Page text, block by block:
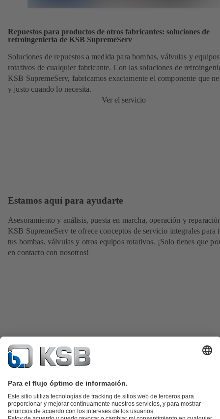
Repuestos para productos de otros fabricantes: soluciones de
retroingeniería de KSB SupremeServ
Soluciones de repuestos a medida para bombas, válvulas y equipos
rotativos de cualquier fabricante. Con las soluciones de
KSB SupremeServ, fabricamos exactamente el componente que
y justo cuando lo necesita.
Ver el servicio
Estamos aquí para ayudarte
Asesoramiento y análisis, puesta en marcha, operación y
KSB SupremeServ te ofrece conceptos de servicio integrales para
tus bombas, válvulas y otros equipos rotativos. ¡Solo tienes que
en contacto con nosotros!